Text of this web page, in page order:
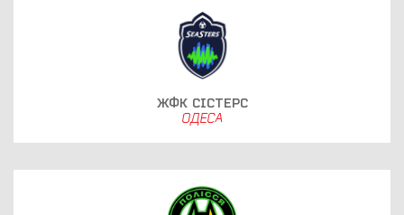
ЖФК СІСТЕРС
ОДЕСА